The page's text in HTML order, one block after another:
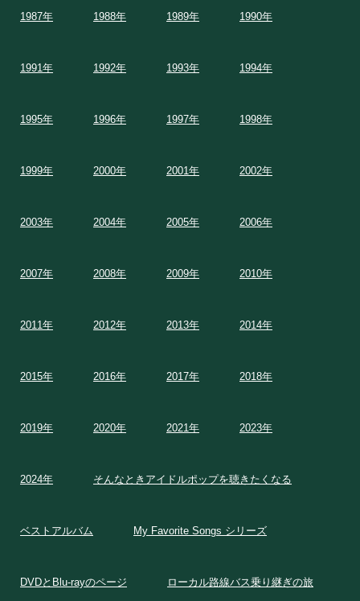
1987年 1988年 1989年 1990年
1991年 1992年 1993年 1994年
1995年 1996年 1997年 1998年
1999年 2000年 2001年 2002年
2003年 2004年 2005年 2006年
2007年 2008年 2009年 2010年
2011年 2012年 2013年 2014年
2015年 2016年 2017年 2018年
2019年 2020年 2021年 2023年
2024年 そんなときアイドルポップを聴きたくなる
ベストアルバム My Favorite Songs シリーズ
DVDとBlu-rayのページ ローカル路線バス乗り継ぎの旅